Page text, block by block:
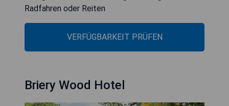
Radfahren oder Reiten
VERFÜGBARKEIT PRÜFEN
Briery Wood Hotel